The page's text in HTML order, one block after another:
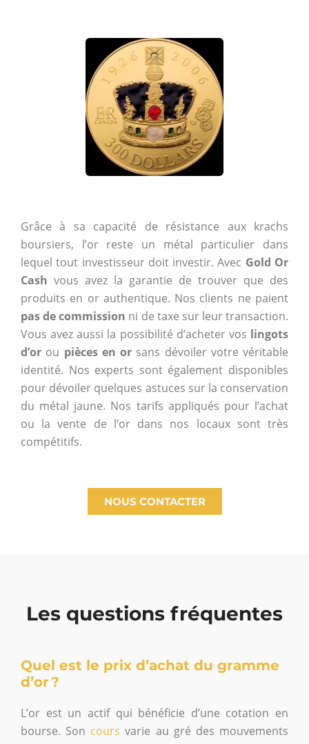
Grâce à sa capacité de résistance aux krachs
boursiers, l’or reste un métal particulier dans
lequel tout investisseur doit investir. Avec Gold Or
Cash vous avez la garantie de trouver que des
produits en or authentique. Nos clients ne paient
pas de commission ni de taxe sur leur transaction.
Vous avez aussi la possibilité d’acheter vos lingots
d’or ou pièces en or sans dévoiler votre véritable
identité. Nos experts sont également disponibles
pour dévoiler quelques astuces sur la conservation
du métal jaune. Nos tarifs appliqués pour l’achat
ou la vente de l’or dans nos locaux sont très
compétitifs.
NOUS CONTACTER
Les questions fréquentes
Quel est le prix d’achat du gramme
d’or ?
L’or est un actif qui bénéficie d’une cotation en
bourse. Son cours varie au gré des mouvements